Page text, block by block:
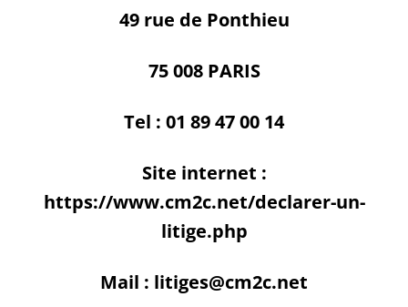
49 rue de Ponthieu
75 008 PARIS
Tel : 01 89 47 00 14
Site internet :
https://www.cm2c.net/declarer-un-
litige.php
Mail : litiges@cm2c.net